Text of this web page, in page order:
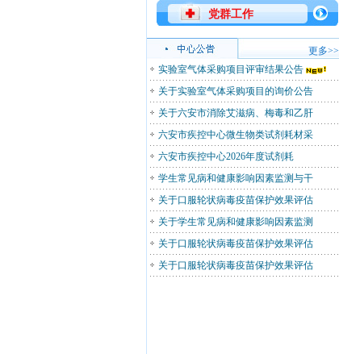
党群工作
更多>>
实验室气体采购项目评审结果公告
关于实验室气体采购项目的询价公告
关于六安市消除艾滋病、梅毒和乙肝
六安市疾控中心微生物类试剂耗材采
六安市疾控中心2026年度试剂耗
学生常见病和健康影响因素监测与干
关于口服轮状病毒疫苗保护效果评估
关于学生常见病和健康影响因素监测
关于口服轮状病毒疫苗保护效果评估
关于口服轮状病毒疫苗保护效果评估